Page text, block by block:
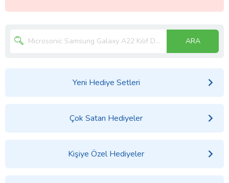
ARA
Yeni Hediye Setleri
Çok Satan Hediyeler
Kişiye Özel Hediyeler